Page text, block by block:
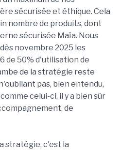
sécurisée et éthique. Cela
nombre de produits, dont
sécurisée Maïa. Nous
novembre 2025 les
de 50% d'utilisation de
de la stratégie reste
pas, bien entendu,
celui-ci, il y a bien sûr
de
stratégie, c'est la